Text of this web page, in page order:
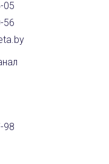
05
56
98